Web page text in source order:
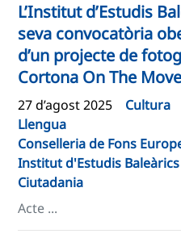
L’Institut d’Estudis
seva convocatòria
d’un projecte de
Cortona On The Move
27 d’agost 2025 Cultura
Llengua
Conselleria de Fons
Institut d'Estudis Baleàrics
Ciutadania
Acte ...